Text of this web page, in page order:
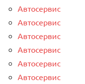
Автосервис
Автосервис
Автосервис
Автосервис
Автосервис
Автосервис